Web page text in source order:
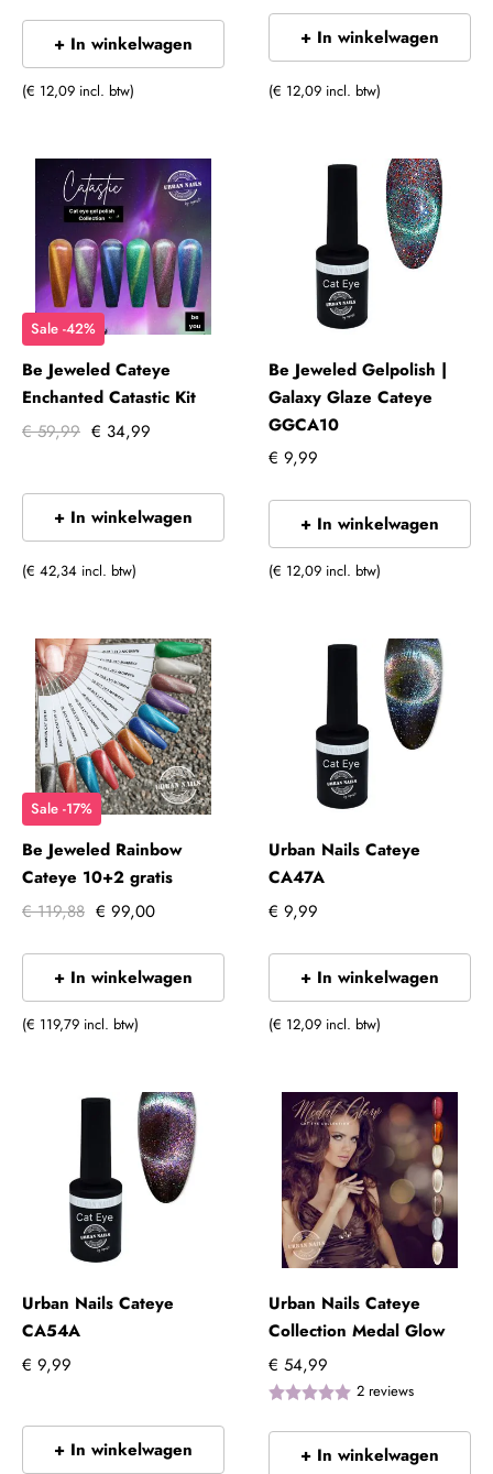
+ In winkelwagen
(€ 12,09 incl. btw)
+ In winkelwagen
(€ 12,09 incl. btw)
Sale -42%
Be Jeweled Cateye
Enchanted Catastic Kit
€ 59,99 € 34,99
+ In winkelwagen
(€ 42,34 incl. btw)
Be Jeweled Gelpolish |
Galaxy Glaze Cateye
GGCA10
€ 9,99
+ In winkelwagen
(€ 12,09 incl. btw)
Sale -17%
Be Jeweled Rainbow
Cateye 10+2 gratis
€ 119,88 € 99,00
+ In winkelwagen
(€ 119,79 incl. btw)
Urban Nails Cateye
CA47A
€ 9,99
+ In winkelwagen
(€ 12,09 incl. btw)
Urban Nails Cateye
CA54A
€ 9,99
+ In winkelwagen
Urban Nails Cateye
Collection Medal Glow
€ 54,99
2 reviews
+ In winkelwagen